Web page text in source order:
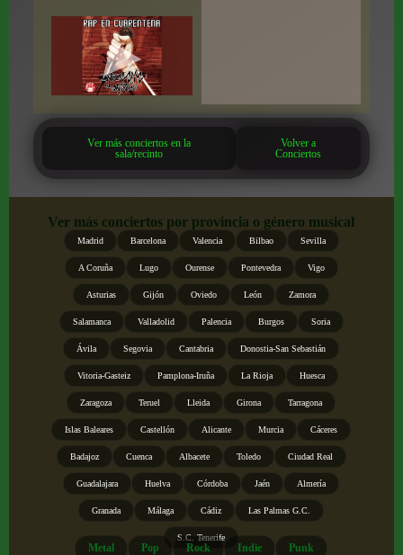
Ver más conciertos en la
sala/recinto
Volver a
Conciertos
Ver más conciertos por provincia o género musical
Madrid Barcelona Valencia Bilbao Sevilla
A Coruña Lugo Ourense Pontevedra Vigo
Asturias Gijón Oviedo León Zamora
Salamanca Valladolid Palencia Burgos Soria
Ávila Segovia Cantabria Donostia-San Sebastián
Vitoria-Gasteiz Pamplona-Iruña La Rioja Huesca
Zaragoza Teruel Lleida Girona Tarragona
Islas Baleares Castellón Alicante Murcia Cáceres
Badajoz Cuenca Albacete Toledo Ciudad Real
Guadalajara Huelva Córdoba Jaén Almería
Granada Málaga Cádiz Las Palmas G.C.
S.C. Tenerife
Metal Pop Rock Indie Punk